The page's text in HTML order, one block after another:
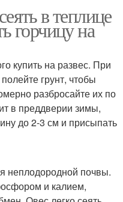
в теплице
горчицу на
купить на развес. При
грунт, чтобы
разбросайте их по
в преддверии зимы,
до 2-3 см и присыпать
неплодородной почвы.
и калием,